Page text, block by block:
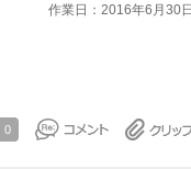
作業日：2016年6月30日
0